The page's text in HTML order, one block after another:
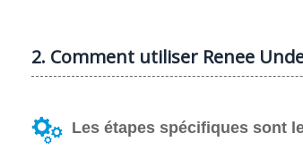
2. Comment utiliser Renee
Les étapes spécifiques sont